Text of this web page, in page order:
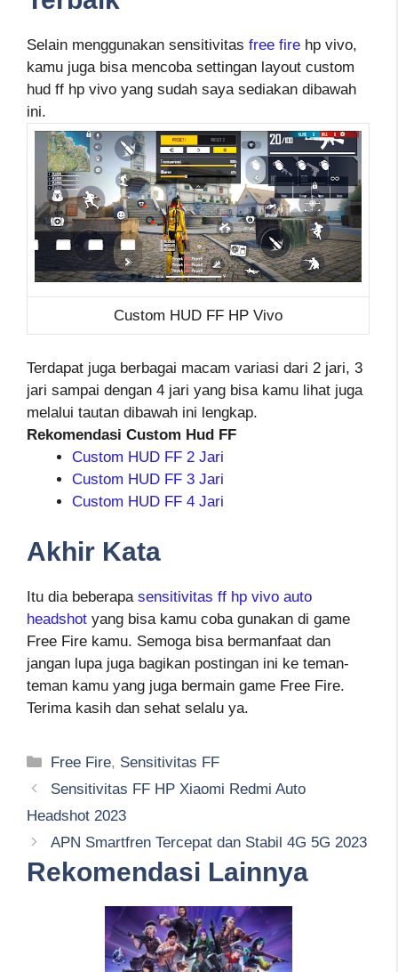
Selain menggunakan sensitivitas free fire hp vivo,
kamu juga bisa mencoba settingan layout custom
hud ff hp vivo yang sudah saya sediakan dibawah
ini.
Custom HUD FF HP Vivo
Terdapat juga berbagai macam variasi dari 2 jari, 3
jari sampai dengan 4 jari yang bisa kamu lihat juga
melalui tautan dibawah ini lengkap.
Rekomendasi Custom Hud FF
Custom HUD FF 2 Jari
Custom HUD FF 3 Jari
Custom HUD FF 4 Jari
Akhir Kata
Itu dia beberapa sensitivitas ff hp vivo auto
headshot yang bisa kamu coba gunakan di game
Free Fire kamu. Semoga bisa bermanfaat dan
jangan lupa juga bagikan postingan ini ke teman-
teman kamu yang juga bermain game Free Fire.
Terima kasih dan sehat selalu ya.
Kategori
Free Fire, Sensitivitas FF
Sensitivitas FF HP Xiaomi Redmi Auto
Headshot 2023
APN Smartfren Tercepat dan Stabil 4G 5G 2023
Rekomendasi Lainnya